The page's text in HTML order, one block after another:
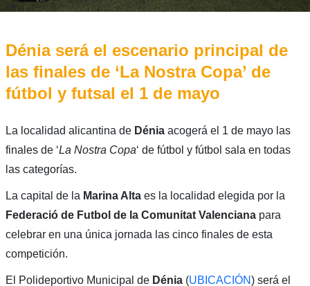
Dénia será el escenario principal de
las finales de ‘La Nostra Copa’ de
fútbol y futsal el 1 de mayo
La localidad alicantina de Déniaacogerá el 1 de mayo las
finales de ‘La Nostra Copa‘ de fútbol y fútbol sala en todas
las categorías.
La capital de la Marina Altaes la localidad elegida por la
Federació de Futbol de la Comunitat Valenciana para
celebrar en una única jornada las cinco finales de esta
competición.
El Polideportivo Municipal de Dénia(UBICACIÓN) será el